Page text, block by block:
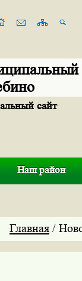
сайт
Наш район
Главная /